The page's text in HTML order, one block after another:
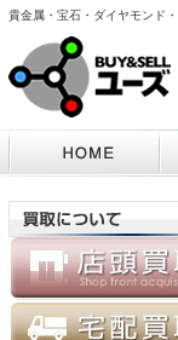
貴金属・宝石・ダイヤモンド